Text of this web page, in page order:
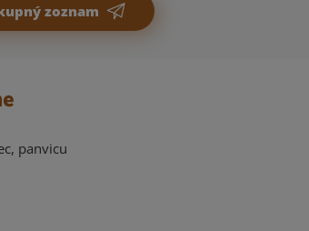
zoznam
panvicu